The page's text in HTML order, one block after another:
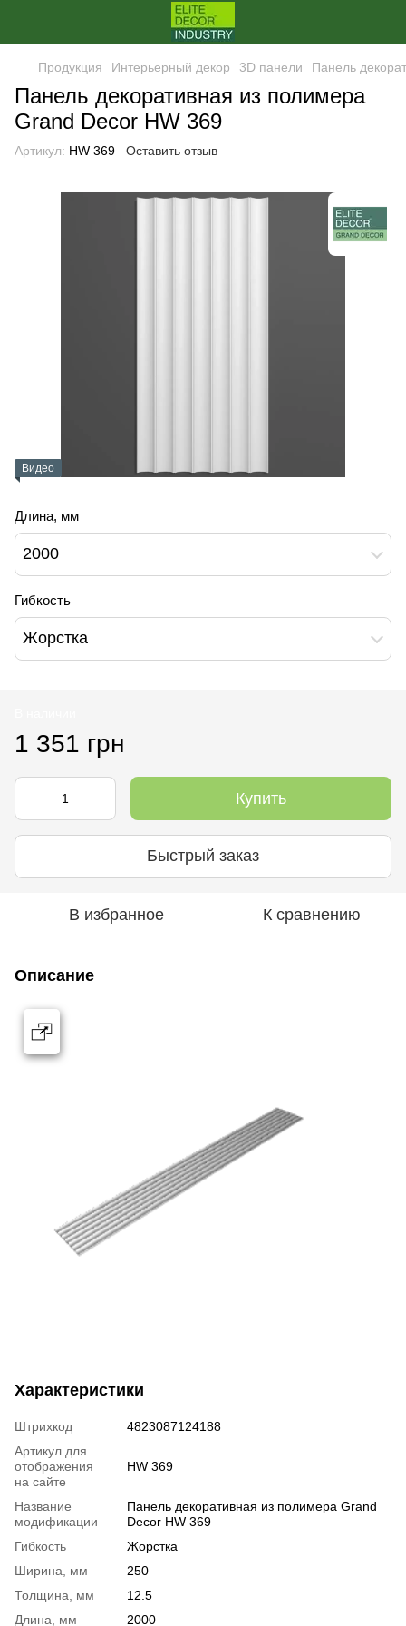
Продукция Интерьерный декор 3D панели Панель
Панель декоративная из полимера
Grand Decor HW 369
Артикул: HW 369 Оставить отзыв
Видео
Длина, мм
2000
Гибкость
Жорстка
1 351 грн
Купить
Быстрый заказ
В избранное К сравнению
Описание
Характеристики
Штрихкод
4823087124188
Артикул для
отображения
на сайте
HW 369
Название
модификации
Панель декоративная из полимера Grand
Decor HW 369
Гибкость
Жорстка
Ширина, мм
250
Толщина, мм
12.5
Длина, мм
2000